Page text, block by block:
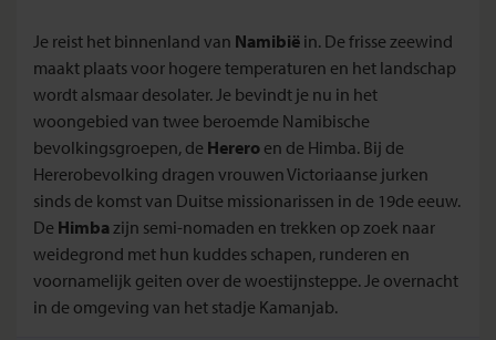
Je reist het binnenland van Namibië in. De frisse zeewind
maakt plaats voor hogere temperaturen en het landschap
wordt alsmaar desolater. Je bevindt je nu in het
woongebied van twee beroemde Namibische
bevolkingsgroepen, de Herero en de Himba. Bij de
Hererobevolking dragen vrouwen Victoriaanse jurken
sinds de komst van Duitse missionarissen in de 19de eeuw.
De Himba zijn semi-nomaden en trekken op zoek naar
weidegrond met hun kuddes schapen, runderen en
voornamelijk geiten over de woestijnsteppe. Je overnacht
in de omgeving van het stadje Kamanjab.